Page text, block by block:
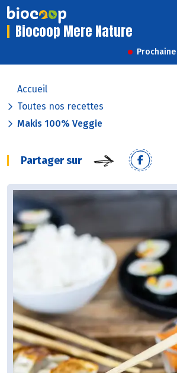
Biocoop Mere Nature
Accueil
Toutes nos recettes
Makis 100% Veggie
Partager sur